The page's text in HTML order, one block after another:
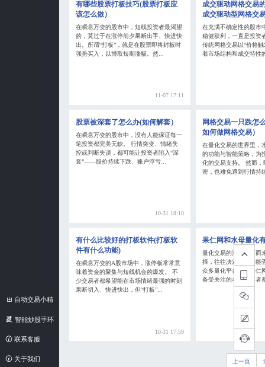
自动交易小精
灵 智能炒股手环
联系客服
关于我们
有哪些股票打板技巧(股票打板应
该怎么做）
在瞬息万变的股市中，短线投资者最渴望
的，莫过于在涨停前夕果断出手、快进快
出。所谓“打板”，就是在股票即将封板时
强势买入，以博取短期涨幅。然...
11-07 17:11
成交驱动网格交易
成交驱动型网格交
在充满不确定性的股市
稳健获利，一直是投资
传统网格交易以“价格
着市场结构和成交特性
股票被深套了怎么办(如何解套）
在瞬息万变的股市中，没有人能保证每一
笔投资都完美无缺。 行情突变、情绪失
控或判断失误，都可能让投资者陷入“深
套”——股价持续下跌、账户浮亏...
10-31 18:10
网格交易一只跌怎
如何做网格交易）
在量化交易的世界里，
的功能与智能策略，为
化的交易支持。 然而，
密，也难免遇到行情持
有什么比较好的打板软件(打板软
件有什么功能)
在瞬息万变的A股市场中，涨停板常常意
味着资金的聚集与短线机会的爆发。 不
少交易者都希望能在市场情绪最强的时刻
果断切入、快进快出，但“打板”...
10-31 17:59
果仁网和水母量化
量化交易的浪潮席卷而
择，往往决定了策略能
众多量化平台中，果仁
备受关注的名字。两者
上一页 1